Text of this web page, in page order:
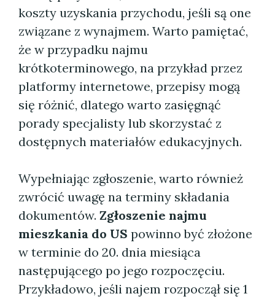
koszty uzyskania przychodu, jeśli są one
związane z wynajmem. Warto pamiętać,
że w przypadku najmu
krótkoterminowego, na przykład przez
platformy internetowe, przepisy mogą
się różnić, dlatego warto zasięgnąć
porady specjalisty lub skorzystać z
dostępnych materiałów edukacyjnych.
Wypełniając zgłoszenie, warto również
zwrócić uwagę na terminy składania
dokumentów. Zgłoszenie najmu
mieszkania do US powinno być złożone
w terminie do 20. dnia miesiąca
następującego po jego rozpoczęciu.
Przykładowo, jeśli najem rozpoczął się 1